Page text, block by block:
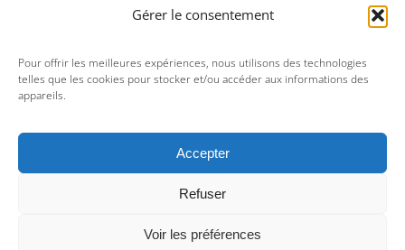
Gérer le consentement
Pour offrir les meilleures expériences, nous utilisons des technologies
telles que les cookies pour stocker et/ou accéder aux informations des
appareils.
Accepter
Refuser
Voir les préférences
Souscrire